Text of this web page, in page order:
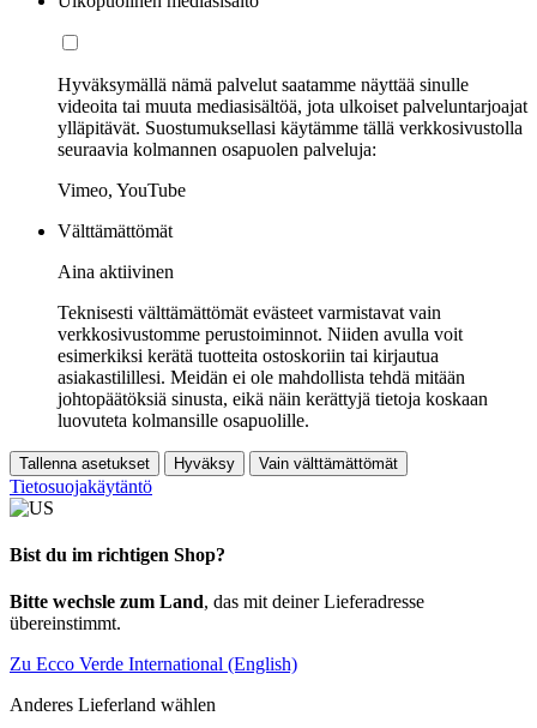
Hyväksymällä nämä palvelut saatamme näyttää sinulle
videoita tai muuta mediasisältöä, jota ulkoiset palveluntarjoajat
ylläpitävät. Suostumuksellasi käytämme tällä verkkosivustolla
seuraavia kolmannen osapuolen palveluja:
Vimeo, YouTube
Välttämättömät
Aina aktiivinen
Teknisesti välttämättömät evästeet varmistavat vain
verkkosivustomme perustoiminnot. Niiden avulla voit
esimerkiksi kerätä tuotteita ostoskoriin tai kirjautua
asiakastilillesi. Meidän ei ole mahdollista tehdä mitään
johtopäätöksiä sinusta, eikä näin kerättyjä tietoja koskaan
luovuteta kolmansille osapuolille.
Tallenna asetukset Hyväksy Vain välttämättömät
Tietosuojakäytäntö
Bist du im richtigen Shop?
Bitte wechsle zum Land, das mit deiner Lieferadresse
übereinstimmt.
Zu Ecco Verde International (English)
Anderes Lieferland wählen